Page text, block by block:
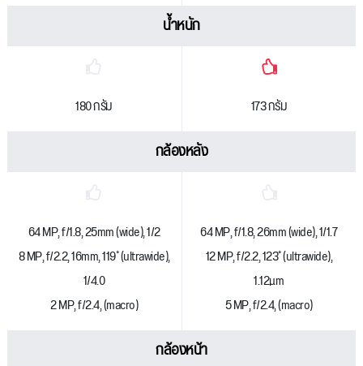
น้ำหนัก
180 กรัม 173 กรัม
กล้องหลัง
64 MP, f/1.8, 25mm (wide), 1/2
8 MP, f/2.2, 16mm, 119˚ (ultrawide),
1/4.0
2 MP, f/2.4, (macro)
64 MP, f/1.8, 26mm (wide), 1/1.7
12 MP, f/2.2, 123˚ (ultrawide),
1.12µm
5 MP, f/2.4, (macro)
กล้องหน้า